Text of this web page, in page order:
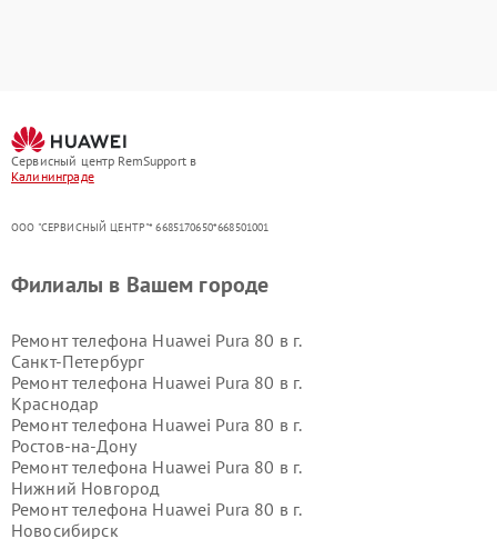
Сервисный центр RemSupport в
Калининграде
ООО "СЕРВИСНЫЙ ЦЕНТР"* 6685170650*668501001
Филиалы в Вашем городе
Ремонт телефона Huawei Pura 80 в г.
Санкт-Петербург
Ремонт телефона Huawei Pura 80 в г.
Краснодар
Ремонт телефона Huawei Pura 80 в г.
Ростов-на-Дону
Ремонт телефона Huawei Pura 80 в г.
Нижний Новгород
Ремонт телефона Huawei Pura 80 в г.
Новосибирск